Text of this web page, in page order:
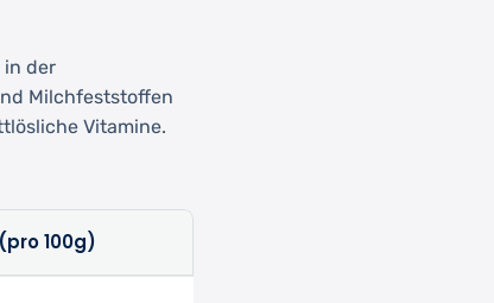
in der
Milchfeststoffen
Vitamine.
100g)